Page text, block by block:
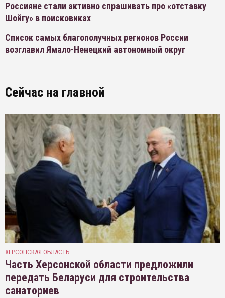
Россияне стали активно спрашивать про «отставку
Шойгу» в поисковиках
Список самых благополучных регионов России
возглавил Ямало-Ненецкий автономный округ
Сейчас на главной
ХЕРСОНСКАЯ ОБЛАСТЬ
Часть Херсонской области предложили
передать Беларуси для строительства
санаториев